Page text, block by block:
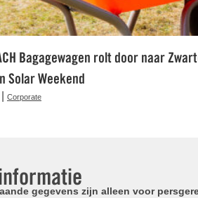
Bagagewagen rolt door naar
Solar Weekend
Corporate
gegevens zijn alleen voor